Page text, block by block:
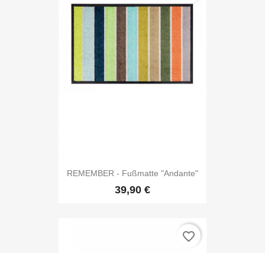
REMEMBER - Fußmatte "Andante"
39,90 €
favorite_border